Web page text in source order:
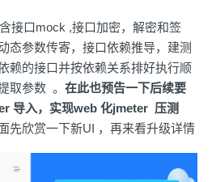
接口mock ,接口加密，解密和签
态参数传寄，接口依赖推导，建测
赖的接口并按依赖关系排好执行顺
取参数 。 在此也预告一下后续要
导入，实现web 化jmeter 压测
先欣赏一下新UI ，再来看升级详情